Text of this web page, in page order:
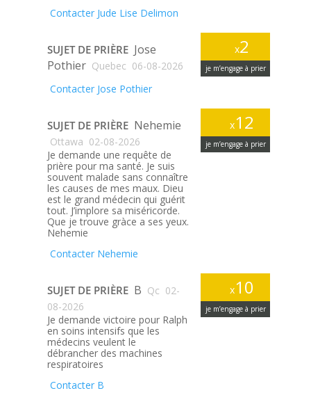
Contacter Jude Lise Delimon
x2
je m’engage à prier
SUJET DE PRIÈRE Jose
Pothier Quebec 06-08-2026
Contacter Jose Pothier
x12
je m’engage à prier
SUJET DE PRIÈRE Nehemie
Ottawa 02-08-2026
Je demande une requête de
prière pour ma santé. Je suis
souvent malade sans connaître
les causes de mes maux. Dieu
est le grand médecin qui guérit
tout. J’implore sa miséricorde.
Que je trouve gràce a ses yeux.
Nehemie
Contacter Nehemie
x10
je m’engage à prier
SUJET DE PRIÈRE B Qc 02-
08-2026
Je demande victoire pour Ralph
en soins intensifs que les
médecins veulent le
débrancher des machines
respiratoires
Contacter B